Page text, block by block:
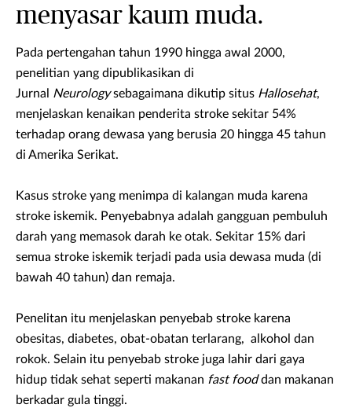
menyasar kaum muda.
Pada pertengahan tahun 1990 hingga awal 2000,
penelitian yang dipublikasikan di
Jurnal Neurologysebagaimana dikutip situs Hallosehat,
menjelaskan kenaikan penderita stroke sekitar 54%
terhadap orang dewasa yang berusia 20 hingga 45 tahun
di Amerika Serikat.
Kasus stroke yang menimpa di kalangan muda karena
stroke iskemik. Penyebabnya adalah gangguan pembuluh
darah yang memasok darah ke otak. Sekitar 15% dari
semua stroke iskemik terjadi pada usia dewasa muda (di
bawah 40 tahun) dan remaja.
Penelitan itu menjelaskan penyebab stroke karena
obesitas, diabetes, obat-obatan terlarang, alkohol dan
rokok. Selain itu penyebab stroke juga lahir dari gaya
hidup tidak sehat seperti makanan fast fooddan makanan
berkadar gula tinggi.